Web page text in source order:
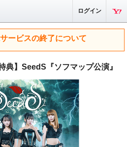
ログイン
ービスの終了について
典】SeedS『ソフマップ公演』